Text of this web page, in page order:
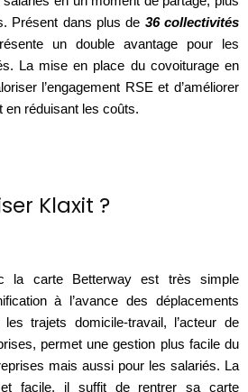
Présent dans plus de 36 collectivités
un double avantage pour les
La mise en place du covoiturage en
l’engagement RSE et d’améliorer
en réduisant les coûts.
Klaxit ?
la carte Betterway est très simple
à l’avance des déplacements
trajets domicile-travail, l’acteur de
permet une gestion plus facile du
mais aussi pour les salariés. La
facile, il suffit de rentrer sa carte